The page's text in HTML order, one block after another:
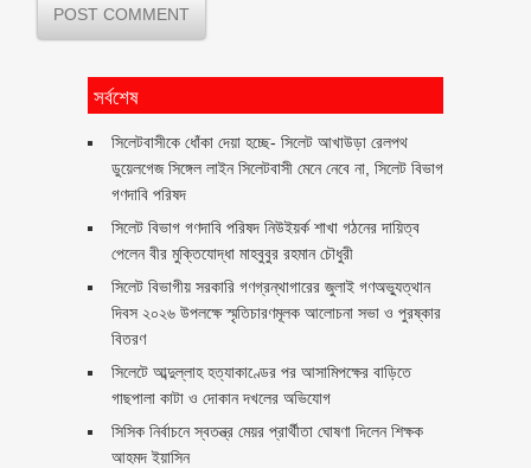
সর্বশেষ
‎সিলেটবাসীকে ধোঁকা দেয়া হচ্ছে- সিলেট আখাউড়া রেলপথ
ডুয়েলগেজ সিঙ্গেল লাইন সিলেটবাসী মেনে নেবে না, সিলেট বিভাগ
গণদাবি পরিষদ
সিলেট বিভাগ গণদাবি পরিষদ নিউইয়র্ক শাখা গঠনের দায়িত্ব
পেলেন বীর মুক্তিযোদ্ধা মাহবুবুর রহমান চৌধুরী ‎ ‎
সিলেট বিভাগীয় সরকারি গণগ্রন্থাগারের জুলাই গণঅভ্যুত্থান
দিবস ২০২৬ উপলক্ষে স্মৃতিচারণমূলক আলোচনা সভা ও পুরষ্কার
বিতরণ ‎ ‎
সিলেটে আব্দুল্লাহ হত্যাকাণ্ডের পর আসামিপক্ষের বাড়িতে
গাছপালা কাটা ও দোকান দখলের অভিযোগ
সিসিক নির্বাচনে স্বতন্ত্র মেয়র প্রার্থীতা ঘোষণা দিলেন শিক্ষক
আহমদ ইয়াসিন